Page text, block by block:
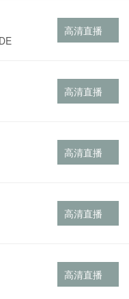
高清直播
高清直播
高清直播
高清直播
高清直播